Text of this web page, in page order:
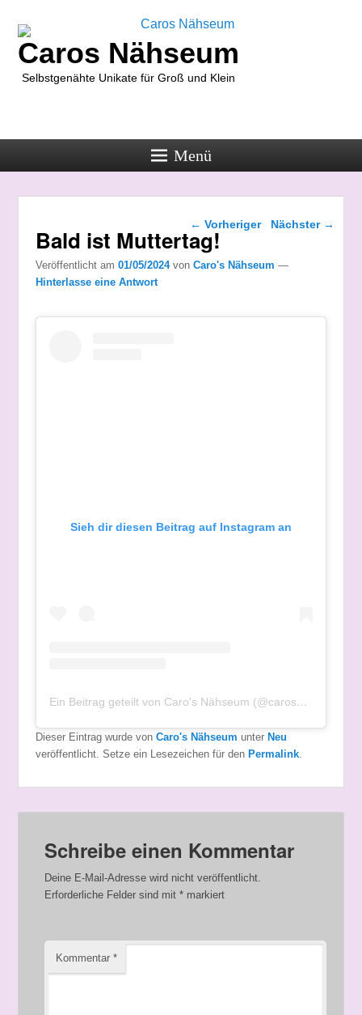
Caros Nähseum
Selbstgenähte Unikate für Groß und Klein
Menü
Beitragsnavigation
← Vorheriger Nächster →
Bald ist Muttertag!
Veröffentlicht am 01/05/2024 von Caro's Nähseum —
Hinterlasse eine Antwort
Sieh dir diesen Beitrag auf Instagram an
Ein Beitrag geteilt von Caro's Nähseum (@carosnaehseum)
Dieser Eintrag wurde von Caro's Nähseum unter Neu
veröffentlicht. Setze ein Lesezeichen für den Permalink.
Schreibe einen Kommentar
Deine E-Mail-Adresse wird nicht veröffentlicht.
Erforderliche Felder sind mit* markiert
Kommentar*